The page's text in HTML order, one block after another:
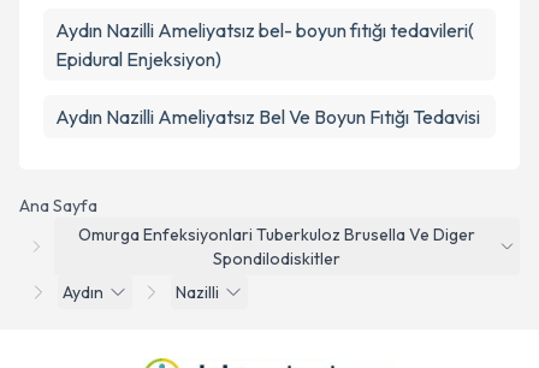
Ana Sayfa
Omurga Enfeksiyonlari Tuberkuloz Brusella Ve Diger
Spondilodiskitler
Aydın
Nazilli
Aydın Nazilli Ameliyatsız bel- boyun fıtığı tedavileri(
Epidural Enjeksiyon)
Aydın Nazilli Ameliyatsız Bel Ve Boyun Fıtığı Tedavisi